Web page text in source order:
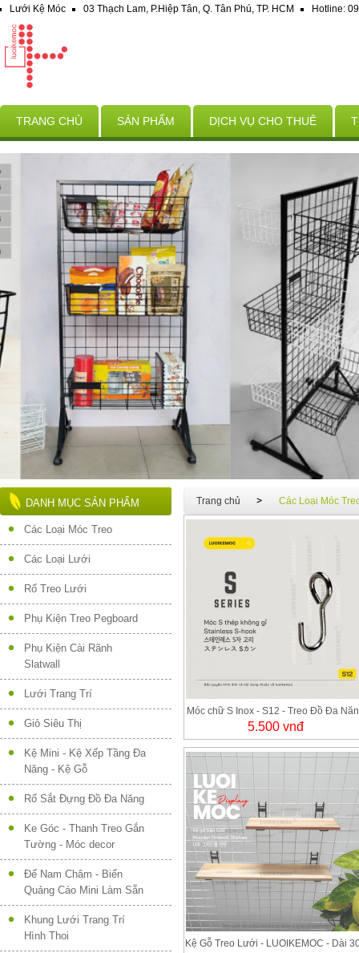
Lưới Kệ Móc 03 Thạch Lam, P.Hiệp Tân, Q. Tân Phú, TP. HCM Hotline:
TRANG CHỦ SẢN PHẨM DỊCH VỤ CHO THUÊ
DANH MỤC SẢN PHẨM
Các Loại Móc Treo
Các Loại Lưới
Rổ Treo Lưới
Phụ Kiện Treo Pegboard
Phụ Kiện Cài Rãnh
Slatwall
Lưới Trang Trí
Giỏ Siêu Thị
Kệ Mini - Kệ Xếp Tầng Đa
Năng - Kệ Gỗ
Rổ Sắt Đựng Đồ Đa Năng
Ke Góc - Thanh Treo Gắn
Tường - Móc decor
Đế Nam Châm - Biển
Quảng Cáo Mini Làm Sẵn
Khung Lưới Trang Trí
Hình Thoi
Trang chủ Các Loại Móc
Móc chữ S Inox - S12 - Treo Đồ Đa
Cao Cấp LUOIKEMOC
5.500 vnđ
Kệ Gỗ Treo Lưới - LUOIKEMOC - Dài